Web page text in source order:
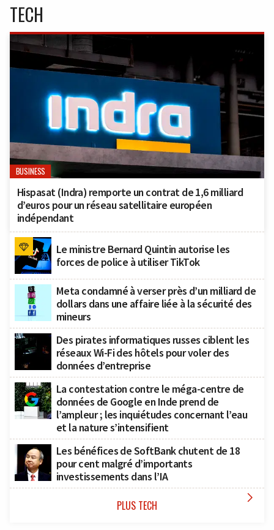
TECH
BUSINESS
Hispasat (Indra) remporte un contrat de 1,6 milliard
d’euros pour un réseau satellitaire européen
indépendant
Le ministre Bernard Quintin autorise les
forces de police à utiliser TikTok
Meta condamné à verser près d’un milliard de
dollars dans une affaire liée à la sécurité des
mineurs
Des pirates informatiques russes ciblent les
réseaux Wi-Fi des hôtels pour voler des
données d’entreprise
La contestation contre le méga-centre de
données de Google en Inde prend de
l’ampleur ; les inquiétudes concernant l’eau
et la nature s’intensifient
Les bénéfices de SoftBank chutent de 18
pour cent malgré d’importants
investissements dans l’IA
PLUS TECH 